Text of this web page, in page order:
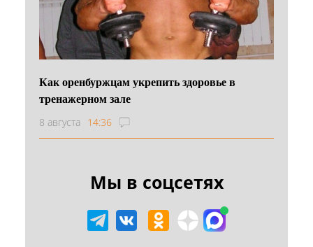
Как оренбуржцам укрепить здоровье в
тренажерном зале
8 августа 14:36
Мы в соцсетях